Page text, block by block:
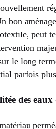
bon
peut
le long
parfois
des eaux